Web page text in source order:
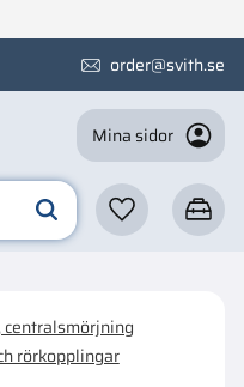
order@svith.se
Mina sidor
Favoriter
dig?
rörkopplingar